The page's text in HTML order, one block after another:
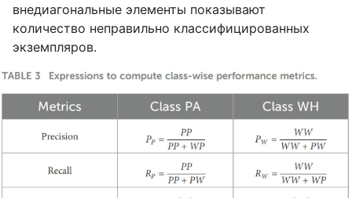
внедиагональные элементы показывают
количество неправильно классифицированных
экземпляров.